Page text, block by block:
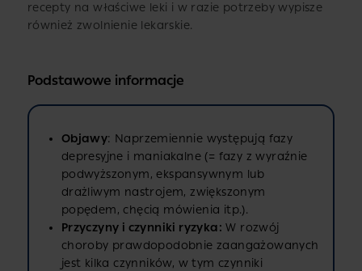
recepty na właściwe leki i w razie potrzeby wypisze
również zwolnienie lekarskie.
Podstawowe informacje
Objawy: Naprzemiennie występują fazy
depresyjne i maniakalne (= fazy z wyraźnie
podwyższonym, ekspansywnym lub
drażliwym nastrojem, zwiększonym
popędem, chęcią mówienia itp.).
Przyczyny i czynniki ryzyka: W rozwój
choroby prawdopodobnie zaangażowanych
jest kilka czynników, w tym czynniki